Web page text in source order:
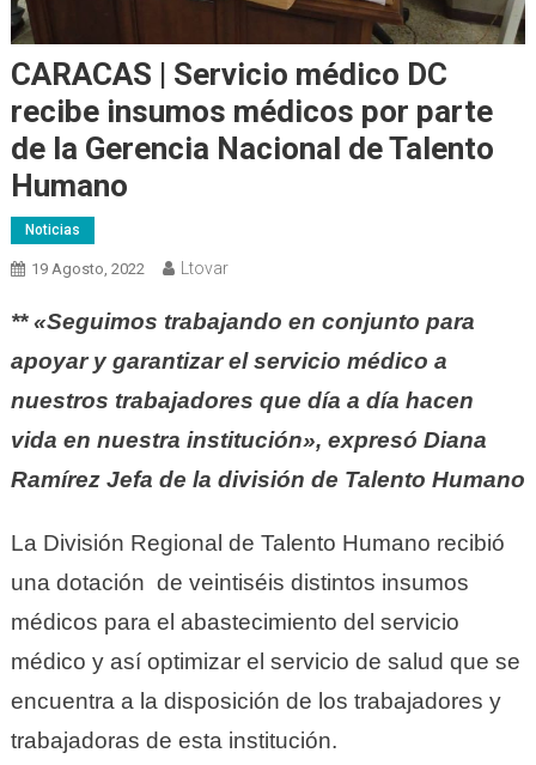
CARACAS | Servicio médico DC
recibe insumos médicos por parte
de la Gerencia Nacional de Talento
Humano
Noticias
19 Agosto, 2022 Ltovar
** «Seguimos trabajando en conjunto para
apoyar y garantizar el servicio médico a
nuestros trabajadores que día a día hacen
vida en nuestra institución», expresó Diana
Ramírez Jefa de la división de Talento Humano
La División Regional de Talento Humano recibió
una dotación de veintiséis distintos insumos
médicos para el abastecimiento del servicio
médico y así optimizar el servicio de salud que se
encuentra a la disposición de los trabajadores y
trabajadoras de esta institución.